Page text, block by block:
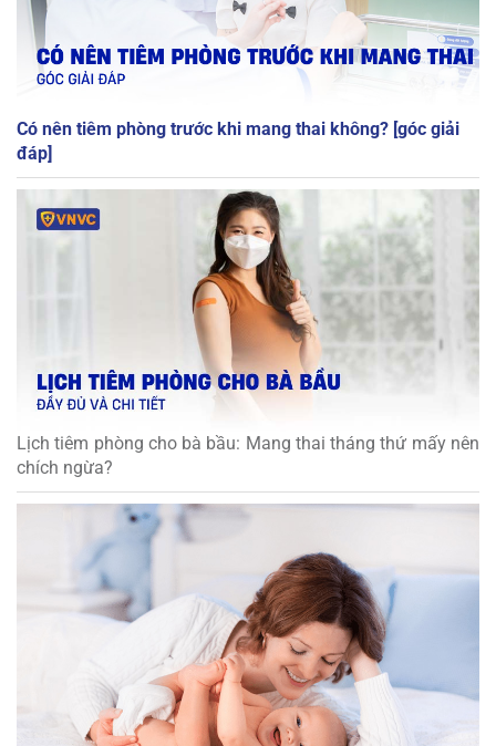
Có nên tiêm phòng trước khi mang thai không? [góc giải
đáp]
Lịch tiêm phòng cho bà bầu: Mang thai tháng thứ mấy nên
chích ngừa?